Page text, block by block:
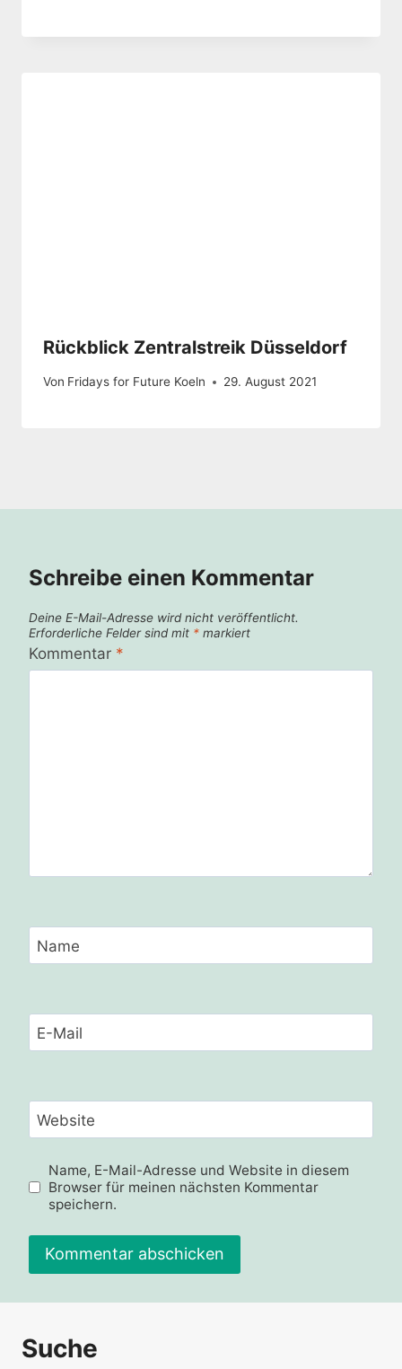
Rückblick Zentralstreik Düsseldorf
Von Fridays for Future Koeln 29. August 2021
Schreibe einen Kommentar
Deine E-Mail-Adresse wird nicht veröffentlicht.
Erforderliche Felder sind mit * markiert
Kommentar *
Name
E-Mail
Website
Name, E-Mail-Adresse und Website in diesem
Browser für meinen nächsten Kommentar
speichern.
Suche